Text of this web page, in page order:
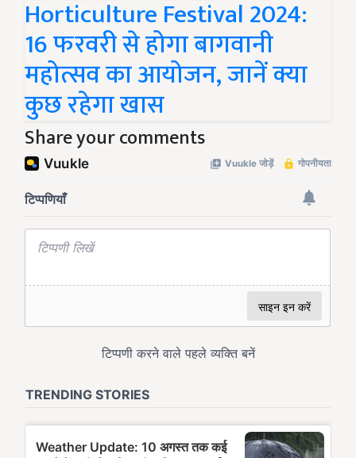
Horticulture Festival 2024:
16 फरवरी से होगा बागवानी
महोत्सव का आयोजन, जानें क्या
कुछ रहेगा खास
Share your comments